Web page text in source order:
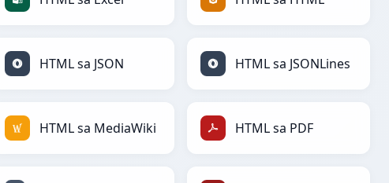
HTML sa JSON HTML sa JSONLines
HTML sa MediaWiki HTML sa PDF